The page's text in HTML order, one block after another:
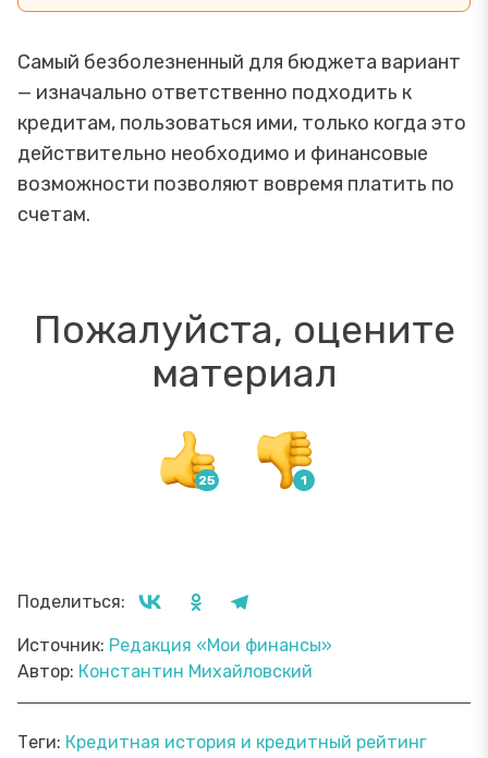
Самый безболезненный для бюджета вариант
— изначально ответственно подходить к
кредитам, пользоваться ими, только когда это
действительно необходимо и финансовые
возможности позволяют вовремя платить по
счетам.
Пожалуйста, оцените
материал
Поделиться:
Источник: Редакция «Мои финансы»
Автор: Константин Михайловский
Теги: Кредитная история и кредитный рейтинг